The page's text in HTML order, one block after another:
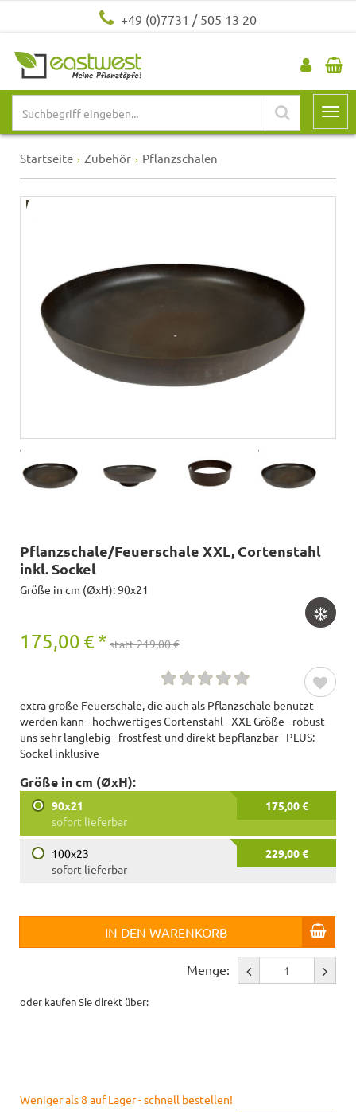
+49 (0)7731 / 505 13 20
Startseite Zubehör Pflanzschalen
Pflanzschale/Feuerschale XXL, Cortenstahl
inkl. Sockel
Größe in cm (ØxH): 90x21
175,00 € * statt 219,00 €
extra große Feuerschale, die auch als Pflanzschale benutzt
werden kann - hochwertiges Cortenstahl - XXL-Größe - robust
uns sehr langlebig - frostfest und direkt bepflanzbar - PLUS:
Sockel inklusive
Größe in cm (ØxH):
90x21
175,00 €
sofort lieferbar
100x23
229,00 €
sofort lieferbar
IN DEN WARENKORB
Menge:
oder kaufen Sie direkt über:
Weniger als 8 auf Lager - schnell bestellen!